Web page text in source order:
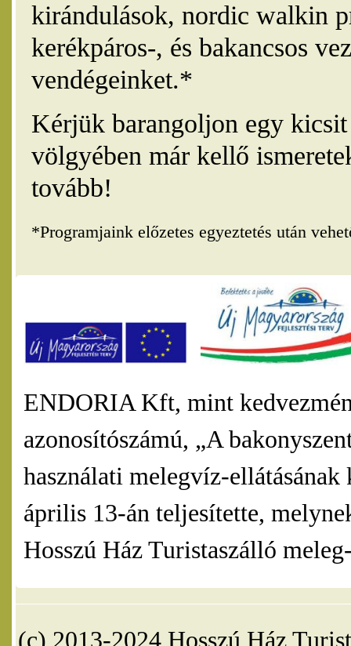
kirándulások, nordic walkin
kerékpáros-, és bakancsos
vendégeinket.*
Kérjük barangoljon egy
völgyében már kellő
tovább!
*Programjaink előzetes egyeztetés után
ENDORIA Kft, mint
azonosítószámú, „A
használati melegvíz-
április 13-án teljesítette,
Hosszú Ház Turistaszálló
(c) 2013-2024 Hosszú Ház